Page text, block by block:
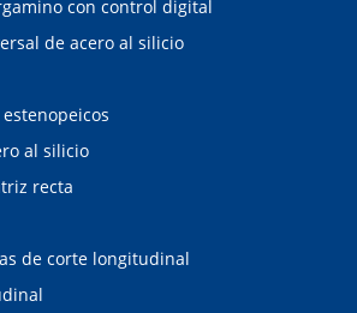
con control digital
de acero al silicio
al silicio
recta
de corte longitudinal